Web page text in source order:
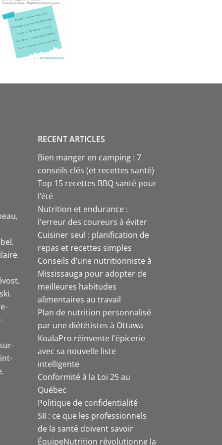
RECENT ARTICLES
Bien manger en camping : 7
conseils clés (et recettes santé)
Top 15 recettes BBQ santé pour
l’été
Nutrition et endurance :
l'erreur des coureurs à éviter
Cuisiner seul : planification de
repas et recettes simples
Conseils d’une nutritionniste à
Mississauga pour adopter de
meilleures habitudes
alimentaires au travail
Plan de nutrition personnalisé
par une diététistes à Ottawa
KoalaPro réinvente l'épicerie
avec sa nouvelle liste
intelligente
Conformité à la Loi 25 au
Québec
Politique de confidentialité
SII : ce que les professionnels
de la santé doivent savoir
ÉquipeNutrition révolutionne la